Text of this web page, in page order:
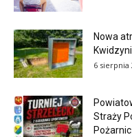
Nowa
6 sierpnia
Straży